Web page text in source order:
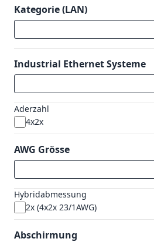
Kategorie (LAN)
Industrial Ethernet Systeme
Aderzahl
4x2x
AWG Grösse
Hybridabmessung
2x (4x2x 23/1AWG)
Abschirmung